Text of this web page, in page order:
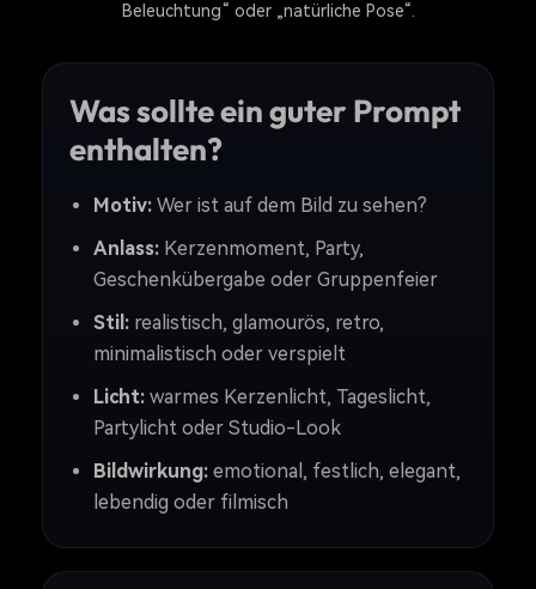
Beleuchtung“ oder „natürliche Pose“.
Was sollte ein guter Prompt
enthalten?
Motiv: Wer ist auf dem Bild zu sehen?
Anlass: Kerzenmoment, Party,
Geschenkübergabe oder Gruppenfeier
Stil: realistisch, glamourös, retro,
minimalistisch oder verspielt
Licht: warmes Kerzenlicht, Tageslicht,
Partylicht oder Studio-Look
Bildwirkung: emotional, festlich, elegant,
lebendig oder filmisch